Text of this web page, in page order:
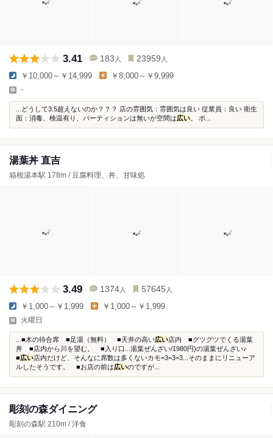
3.41 183 人 23959 人
￥10,000～￥14,999 ￥8,000～￥9,999
-
...どうして3.5超えないのか？？？ 店の雰囲気：雰囲気は良い 従業員：良い 衛生
面：消毒、検温有り、パーティションは無いが空間は広い 。 ポ...
湯葉丼 直吉
箱根湯本駅 178m / 豆腐料理、丼、甘味処
3.49 1374 人 57645 人
￥1,000～￥1,999 ￥1,000～￥1,999
火曜日
...■木の待合席 ■足湯（無料） ■天井の高い広い店内 ■グツグツでくる湯葉
丼 ■店内から川を望む。 ■入り口...湯葉ぜんざい/1980円)の湯葉ぜんざい♪
■広い店内だけど、そんなに席数は多くないカモ=3=3=3...そのままにリニューア
ルしたそうです。 ■お店の前は広いのですが...
彫刻の森ダイニング
彫刻の森駅 210m / 洋食